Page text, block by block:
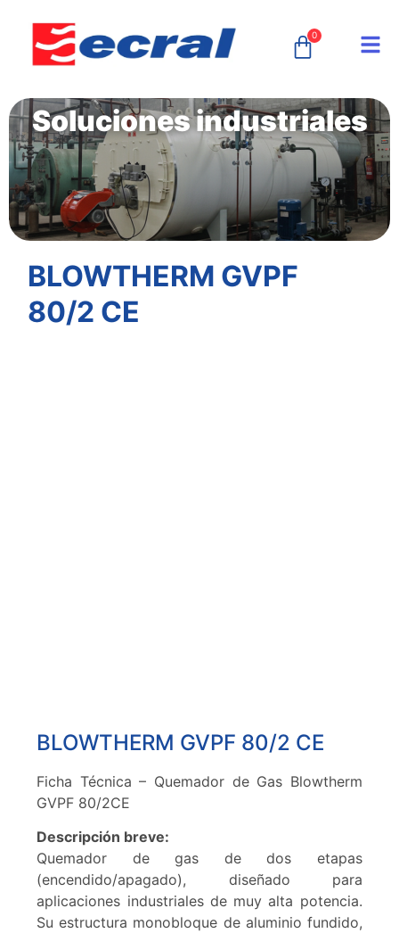
0
Soluciones industriales
BLOWTHERM GVPF
80/2 CE
BLOWTHERM GVPF 80/2 CE
Ficha Técnica – Quemador de Gas Blowtherm
GVPF 80/2CE
Descripción breve:
Quemador de gas de dos etapas
(encendido/apagado), diseñado para
aplicaciones industriales de muy alta potencia.
Su estructura monobloque de aluminio fundido,